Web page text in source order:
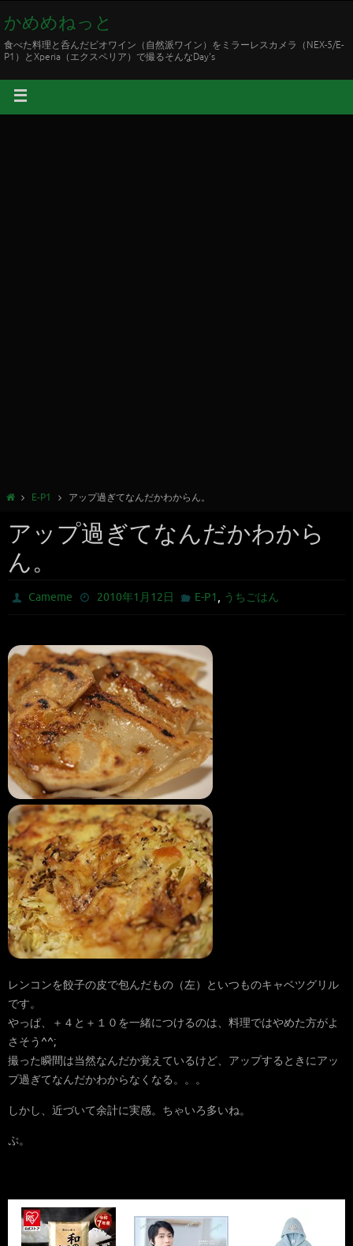
かめめねっと
食べた料理と呑んだビオワイン（自然派ワイン）をミラーレスカメラ（NEX-5/E-
P1）とXperia（エクスペリア）で撮るそんなDay's
E-P1 アップ過ぎてなんだかわからん。
アップ過ぎてなんだかわから
ん。
Cameme 2010年1月12日 E-P1 , うちごはん
レンコンを餃子の皮で包んだもの（左）といつものキャベツグリル
です。
やっぱ、＋４と＋１０を一緒につけるのは、料理ではやめた方がよ
さそう^^;
撮った瞬間は当然なんだか覚えているけど、アップするときにアッ
プ過ぎてなんだかわからなくなる。。。
しかし、近づいて余計に実感。ちゃいろ多いね。
ぷ。